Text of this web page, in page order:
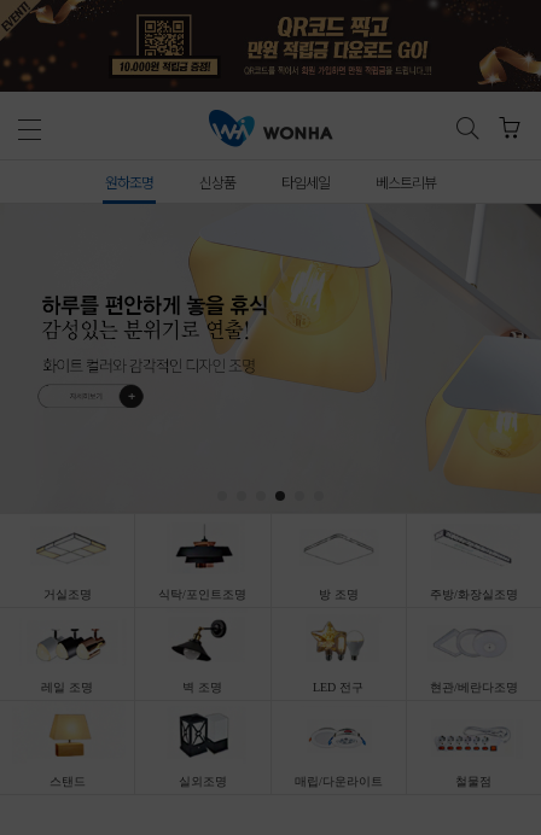
원하조명 신상품 타임세일 베스트리뷰
거실조명 식탁/포인트조명 방 조명 주방/화장실조명
레일 조명 벽 조명 LED 전구 현관/베란다조명
스탠드 실외조명 매립/다운라이트 철물점